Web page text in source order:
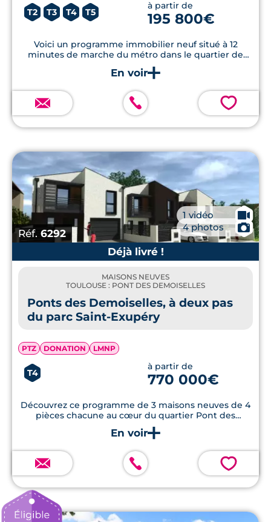
T2 T3 T4 T5
à partir de
195 800€
Voici un programme immobilier neuf situé à 12
minutes de marche du métro dans le quartier de
Saint-Simon à Toulouse.
💗
Réf. 6292
1 vidéo 🎥
4 photos
📷
Déjà livré !
MAISONS NEUVES
TOULOUSE : PONT DES DEMOISELLES
Ponts des Demoiselles, à deux pas
du parc Saint-Exupéry
PTZ DONATION LMNP
T4
à partir de
770 000€
Découvrez ce programme de 3 maisons neuves de 4
pièces chacune au cœur du quartier Pont des
Demoiselles, à deux pas des commerces et des
transports.
💗